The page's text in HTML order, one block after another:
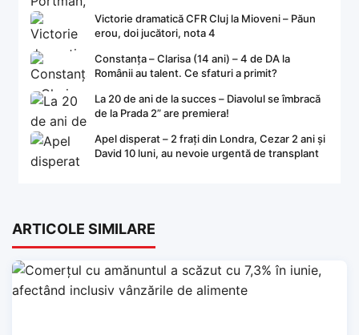
Victorie dramatică CFR Cluj la Mioveni – Păun
erou, doi jucători, nota 4
Constanța – Clarisa (14 ani) – 4 de DA la
Românii au talent. Ce sfaturi a primit?
La 20 de ani de la succes – Diavolul se îmbracă
de la Prada 2” are premiera!
Apel disperat – 2 frați din Londra, Cezar 2 ani și
David 10 luni, au nevoie urgentă de transplant
ARTICOLE SIMILARE